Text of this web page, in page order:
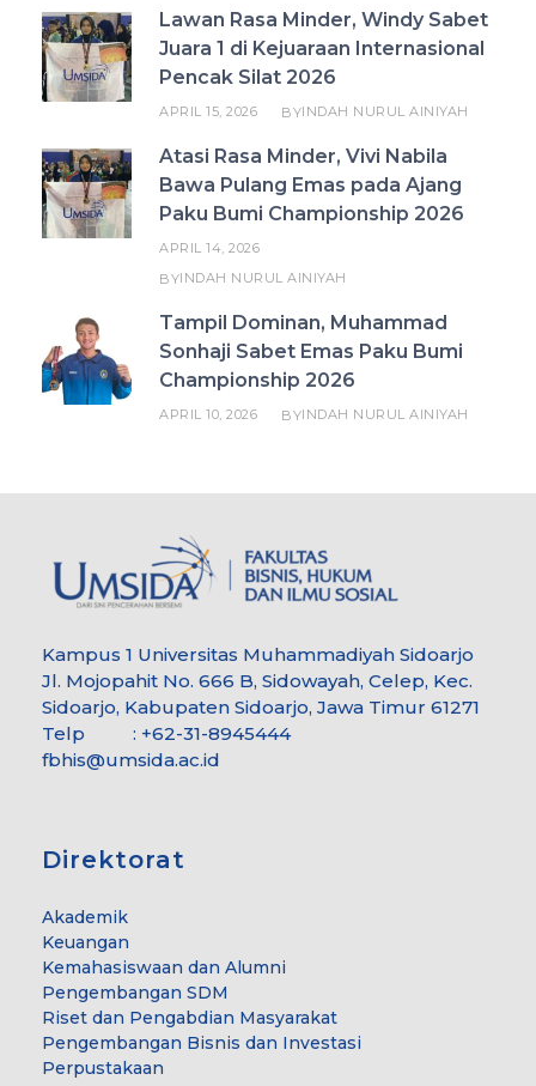
Lawan Rasa Minder, Windy Sabet
Juara 1 di Kejuaraan Internasional
Pencak Silat 2026
APRIL 15, 2026 BYINDAH NURUL AINIYAH
Atasi Rasa Minder, Vivi Nabila
Bawa Pulang Emas pada Ajang
Paku Bumi Championship 2026
APRIL 14, 2026
BYINDAH NURUL AINIYAH
Tampil Dominan, Muhammad
Sonhaji Sabet Emas Paku Bumi
Championship 2026
APRIL 10, 2026 BYINDAH NURUL AINIYAH
Kampus 1 Universitas Muhammadiyah Sidoarjo
Jl. Mojopahit No. 666 B, Sidowayah, Celep, Kec.
Sidoarjo, Kabupaten Sidoarjo, Jawa Timur 61271
Telp : +62-31-8945444
fbhis@umsida.ac.id
Direktorat
Akademik
Keuangan
Kemahasiswaan dan Alumni
Pengembangan SDM
Riset dan Pengabdian Masyarakat
Pengembangan Bisnis dan Investasi
Perpustakaan